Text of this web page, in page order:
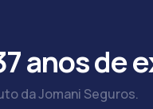
anos de
da Jomani Seguros.